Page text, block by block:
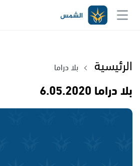
الرئيسية بلا دراما
بلا دراما 6.05.2020